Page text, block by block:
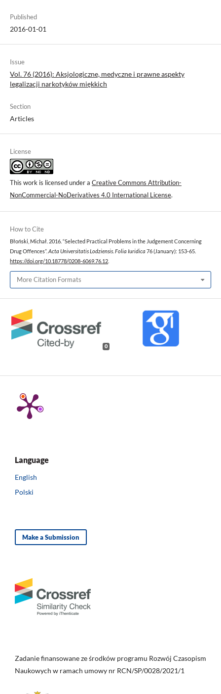
Published
2016-01-01
Issue
Vol. 76 (2016): Aksjologiczne, medyczne i prawne aspekty
legalizacji narkotyków miękkich
Section
Articles
License
This work is licensed under a Creative Commons Attribution-
NonCommercial-NoDerivatives 4.0 International License.
How to Cite
Błoński, Michał. 2016. “Selected Practical Problems in the Judgement Concerning
Drug Offences”. Acta Universitatis Lodziensis. Folia Iuridica 76 (January): 153-65.
https://doi.org/10.18778/0208-6069.76.12
More Citation Formats
0
Language
English
Polski
Make a Submission
Zadanie finansowane ze środków programu Rozwój Czasopism
Naukowych w ramach umowy nr RCN/SP/0028/2021/1